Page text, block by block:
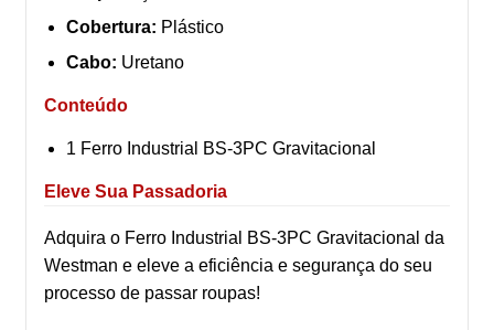
Cobertura: Plástico
Cabo: Uretano
Conteúdo
1 Ferro Industrial BS-3PC Gravitacional
Eleve Sua Passadoria
Adquira o Ferro Industrial BS-3PC Gravitacional da
Westman e eleve a eficiência e segurança do seu
processo de passar roupas!